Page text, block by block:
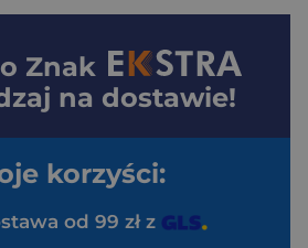
Znak
na dostawie!
korzyści:
od 99 zł z